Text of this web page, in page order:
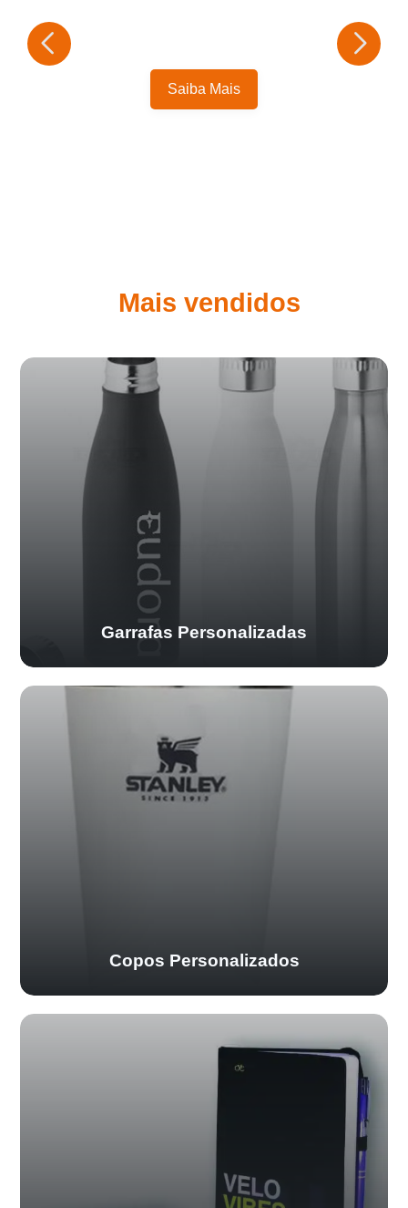
Saiba Mais
Mais vendidos
Garrafas Personalizadas
Copos Personalizados